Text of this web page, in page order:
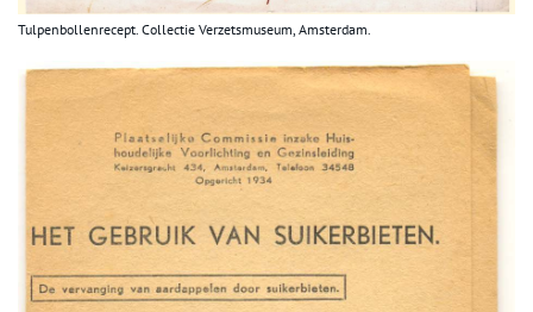
Tulpenbollenrecept. Collectie Verzetsmuseum, Amsterdam.